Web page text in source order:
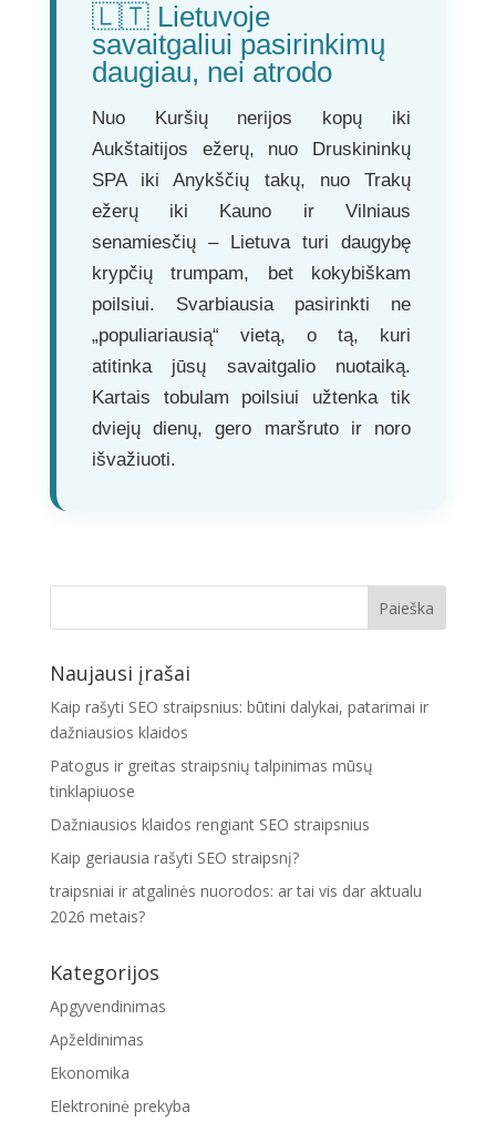
🇱🇹 Lietuvoje
savaitgaliui pasirinkimų
daugiau, nei atrodo
Nuo Kuršių nerijos kopų iki
Aukštaitijos ežerų, nuo Druskininkų
SPA iki Anykščių takų, nuo Trakų
ežerų iki Kauno ir Vilniaus
senamiesčių – Lietuva turi daugybę
krypčių trumpam, bet kokybiškam
poilsiui. Svarbiausia pasirinkti ne
„populiariausią“ vietą, o tą, kuri
atitinka jūsų savaitgalio nuotaiką.
Kartais tobulam poilsiui užtenka tik
dviejų dienų, gero maršruto ir noro
išvažiuoti.
Naujausi įrašai
Kaip rašyti SEO straipsnius: būtini dalykai, patarimai ir
dažniausios klaidos
Patogus ir greitas straipsnių talpinimas mūsų
tinklapiuose
Dažniausios klaidos rengiant SEO straipsnius
Kaip geriausia rašyti SEO straipsnį?
traipsniai ir atgalinės nuorodos: ar tai vis dar aktualu
2026 metais?
Kategorijos
Apgyvendinimas
Apželdinimas
Ekonomika
Elektroninė prekyba